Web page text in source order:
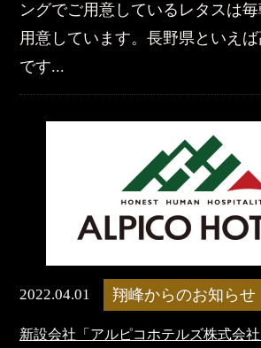
ングでご用意しているレタスは
用意しています。長野県といえ
です...
2022.04.01 翔峰からのお知らせ
新設会社「アルピコホテルズ株式会社